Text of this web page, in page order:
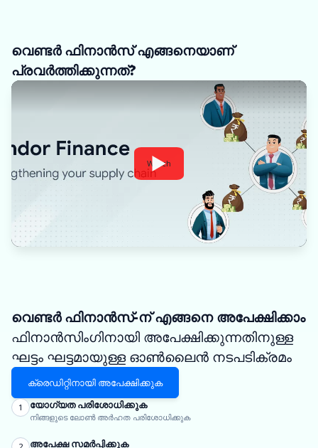
വെണ്ടർ ഫിനാൻസ് എങ്ങനെയാണ്
പ്രവർത്തിക്കുന്നത്?
Watch
വെണ്ടർ ഫിനാൻസ്-ന് എങ്ങനെ അപേക്ഷിക്കാം
ഫിനാൻസിംഗിനായി അപേക്ഷിക്കുന്നതിനുള്ള
ഘട്ടം ഘട്ടമായുള്ള ഓൺലൈൻ നടപടിക്രമം
ക്രെഡിറ്റിനായി അപേക്ഷിക്കുക
1 യോഗ്യത പരിശോധിക്കുക
നിങ്ങളുടെ ലോൺ അർഹത പരിശോധിക്കുക
അപേക്ഷ സമർപ്പിക്കുക